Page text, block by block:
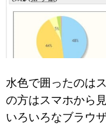
水色で囲ったのは
の方はスマホから
いろいろなブラウ